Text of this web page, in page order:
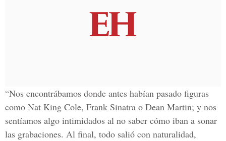
“Nos encontrábamos donde antes habían pasado figuras
como Nat King Cole, Frank Sinatra o Dean Martin; y nos
sentíamos algo intimidados al no saber cómo iban a sonar
las grabaciones. Al final, todo salió con naturalidad,